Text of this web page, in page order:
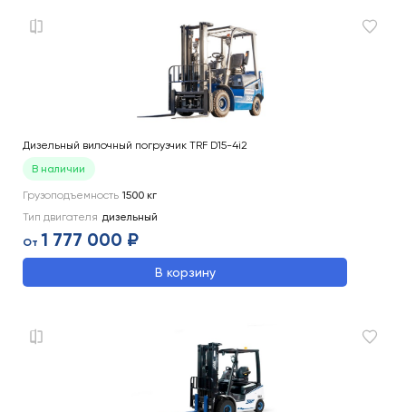
Дизельный вилочный погрузчик TRF D15-4i2
В наличии
Грузоподъемность 1500 кг
Тип двигателя дизельный
От 1 777 000 ₽
В корзину